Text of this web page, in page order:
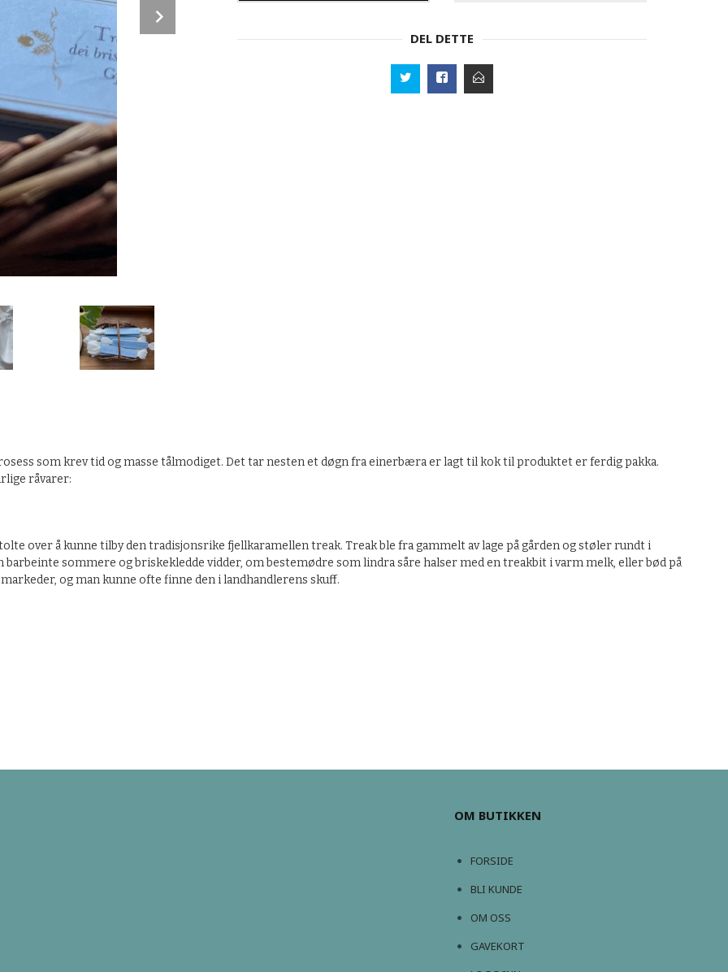
DEL DETTE
som krev tid og masse tålmodiget. Det tar nesten et døgn fra einerbæra er lagt til kok til produktet er ferdig pakka.
råvarer:
over å kunne tilby den tradisjonsrike fjellkaramellen treak. Treak ble fra gammelt av lage på gården og støler rundt i
sommere og briskekledde vidder, om bestemødre som lindra såre halser med en treakbit i varm melk, eller bød på
og man kunne ofte finne den i landhandlerens skuff.
OM BUTIKKEN
FORSIDE
BLI KUNDE
OM OSS
GAVEKORT